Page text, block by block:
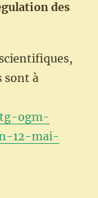
des
sont à
ogm-
12-mai-